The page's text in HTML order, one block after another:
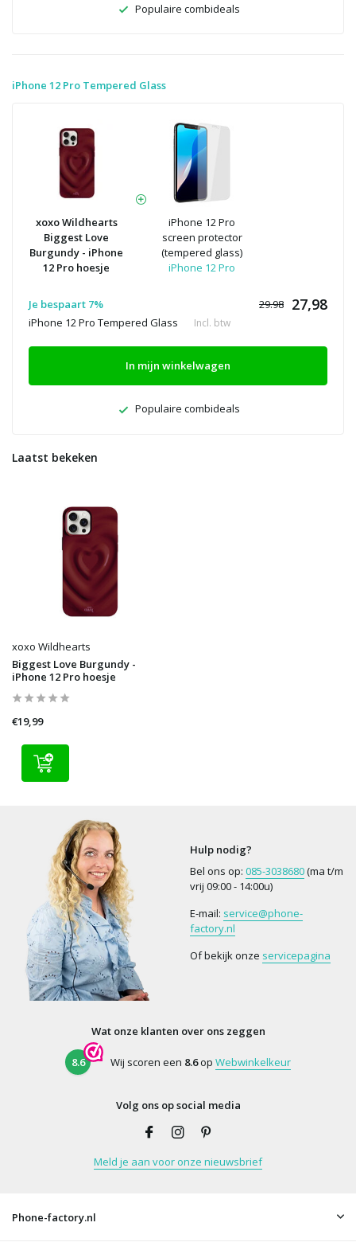
Populaire combideals
iPhone 12 Pro Tempered Glass
xoxo Wildhearts
Biggest Love
Burgundy - iPhone
12 Pro hoesje
iPhone 12 Pro
screen protector
(tempered glass)
iPhone 12 Pro
Je bespaart 7% 29.98 27,98
iPhone 12 Pro Tempered Glass Incl. btw
In mijn winkelwagen
Populaire combideals
Laatst bekeken
xoxo Wildhearts
Biggest Love Burgundy -
iPhone 12 Pro hoesje
€19,99
Hulp nodig?
Bel ons op: 085-3038680(ma t/m
vrij 09:00 - 14:00u)
E-mail: service@phone-
factory.nl
Of bekijk onze servicepagina
Wat onze klanten over ons zeggen
8.6 Wij scoren een 8.6op Webwinkelkeur
Volg ons op social media
Meld je aan voor onze nieuwsbrief
Phone-factory.nl